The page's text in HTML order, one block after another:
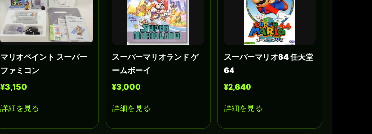
マリオペイント スーパー
ファミコン
¥3,150
詳細を見る
スーパーマリオランド ゲ
ームボーイ
¥3,000
詳細を見る
スーパーマリオ64 任天堂
64
¥2,640
詳細を見る